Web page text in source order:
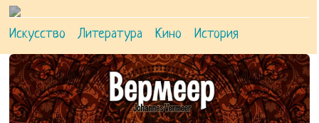
Искусство Литература Кино История